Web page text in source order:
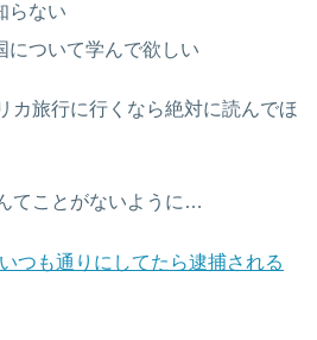
らない
について学んで欲しい
カ旅行に行くなら絶対に読んでほ
てことがないように…
つも通りにしてたら逮捕される